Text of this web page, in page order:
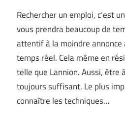
Rechercher un emploi, c’est
vous prendra beaucoup de
attentif à la moindre
temps réel. Cela même en
telle que Lannion. Aussi, être
toujours suffisant. Le plus
connaître les techniques…